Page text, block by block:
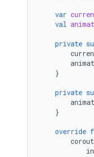
var
val
private
}
private
}
override